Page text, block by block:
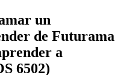
un
de Futurama
a
6502)